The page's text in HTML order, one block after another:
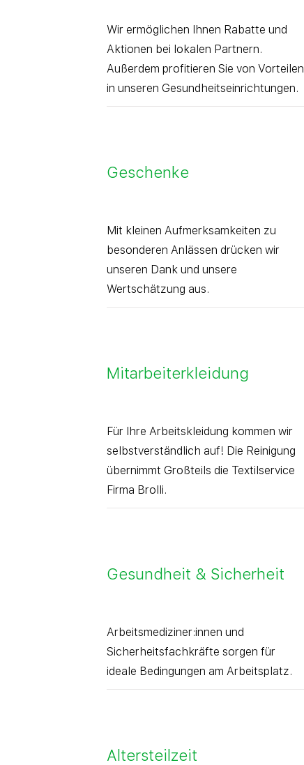
Wir ermöglichen Ihnen Rabatte und
Aktionen bei lokalen Partnern.
Außerdem profitieren Sie von Vorteilen
in unseren Gesundheitseinrichtungen.
Geschenke
Mit kleinen Aufmerksamkeiten zu
besonderen Anlässen drücken wir
unseren Dank und unsere
Wertschätzung aus.
Mitarbeiterkleidung
Für Ihre Arbeitskleidung kommen wir
selbstverständlich auf! Die Reinigung
übernimmt Großteils die Textilservice
Firma Brolli.
Gesundheit & Sicherheit
Arbeitsmediziner:innen und
Sicherheitsfachkräfte sorgen für
ideale Bedingungen am Arbeitsplatz.
Altersteilzeit